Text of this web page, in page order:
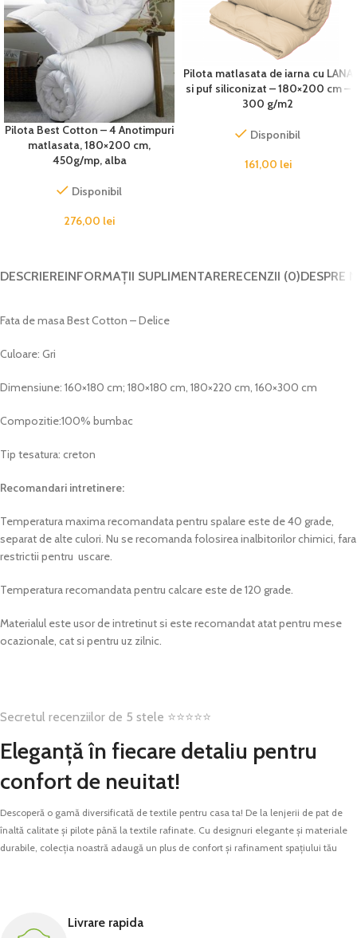
Pilota Best Cotton – 4 Anotimpuri
matlasata, 180×200 cm,
450g/mp, alba
Disponibil
276,00 lei
Pilota matlasata de iarna cu LANA
si puf siliconizat – 180×200 cm –
300 g/m2
Disponibil
161,00 lei
DESCRIEREINFORMAȚII SUPLIMENTARERECENZII (0)DESPRE
Fata de masa Best Cotton – Delice
Culoare: Gri
Dimensiune: 160×180 cm; 180×180 cm, 180×220 cm, 160×300 cm
Compozitie:100% bumbac
Tip tesatura: creton
Recomandari intretinere:
Temperatura maxima recomandata pentru spalare este de 40 grade,
separat de alte culori. Nu se recomanda folosirea inalbitorilor chimici, fara
restrictii pentru uscare.
Temperatura recomandata pentru calcare este de 120 grade.
Materialul este usor de intretinut si este recomandat atat pentru mese
ocazionale, cat si pentru uz zilnic.
Secretul recenziilor de 5 stele ⭐⭐⭐⭐⭐
Eleganță în fiecare detaliu pentru
confort de neuitat!
Descoperă o gamă diversificată de textile pentru casa ta! De la lenjerii de pat de
înaltă calitate și pilote până la textile rafinate. Cu designuri elegante și materiale
durabile, colecția noastră adaugă un plus de confort și rafinament spațiului tău
Livrare rapida